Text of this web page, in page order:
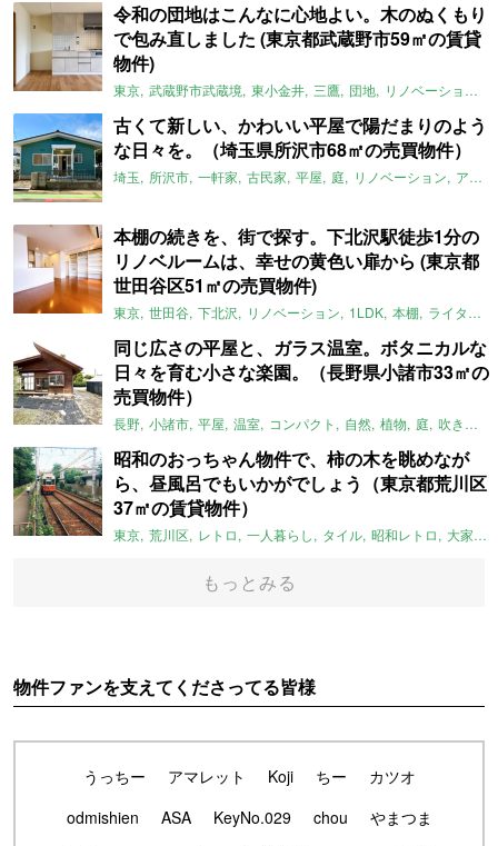
令和の団地はこんなに心地よい。木のぬくもり
で包み直しました (東京都武蔵野市59㎡の賃貸
物件)
東京 武蔵野市武蔵境 東小金井 三鷹 団地 リノベーション
古くて新しい、かわいい平屋で陽だまりのよう
な日々を。（埼玉県所沢市68㎡の売買物件）
埼玉 所沢市 一軒家 古民家 平屋 庭 リノベーション アメリカンハウス
本棚の続きを、街で探す。下北沢駅徒歩1分の
リノベルームは、幸せの黄色い扉から (東京都
世田谷区51㎡の売買物件)
東京 世田谷 下北沢 リノベーション 1LDK 本棚 ライター：ほしりょうこ
同じ広さの平屋と、ガラス温室。ボタニカルな
日々を育む小さな楽園。（長野県小諸市33㎡の
売買物件）
長野 小諸市 平屋 温室 コンパクト 自然 植物 庭 吹き抜け
昭和のおっちゃん物件で、柿の木を眺めなが
ら、昼風呂でもいかがでしょう（東京都荒川区
37㎡の賃貸物件）
東京 荒川区 レトロ 一人暮らし タイル 昭和レトロ 大家女子
もっとみる
物件ファンを支えてくださってる皆様
うっちー アマレット Koji ちー
カツオ
odmishien
ASA KeyNo.029 chou
やまつま